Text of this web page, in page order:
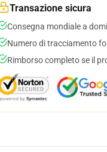
Transazione sicura
Consegna mondiale a
Numero di tracciamento
Rimborso completo se il